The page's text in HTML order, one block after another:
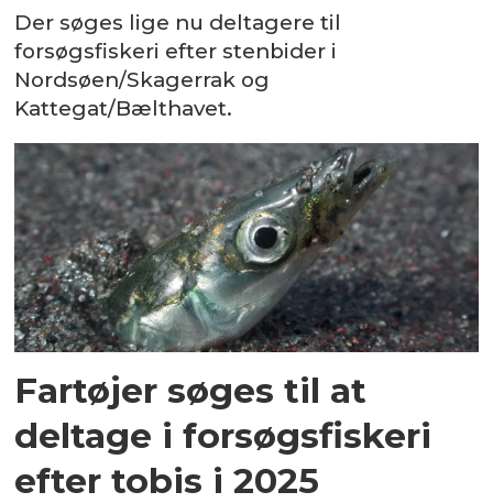
Der søges lige nu deltagere til
forsøgsfiskeri efter stenbider i
Nordsøen/Skagerrak og
Kattegat/Bælthavet.
Fartøjer søges til at
deltage i forsøgsfiskeri
efter tobis i 2025